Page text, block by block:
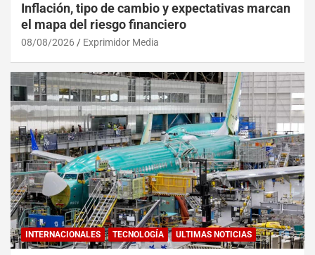
Inflación, tipo de cambio y expectativas marcan
el mapa del riesgo financiero
08/08/2026 Exprimidor Media
INTERNACIONALES TECNOLOGÍA ULTIMAS NOTICIAS